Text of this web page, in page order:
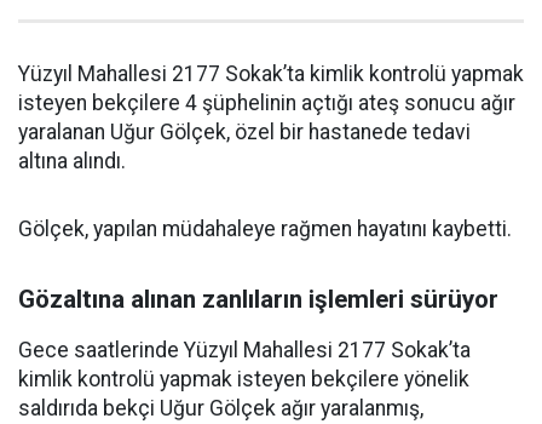
Yüzyıl Mahallesi 2177 Sokak’ta kimlik kontrolü yapmak
isteyen bekçilere 4 şüphelinin açtığı ateş sonucu ağır
yaralanan Uğur Gölçek, özel bir hastanede tedavi
altına alındı.
Gölçek, yapılan müdahaleye rağmen hayatını kaybetti.
Gözaltına alınan zanlıların işlemleri sürüyor
Gece saatlerinde Yüzyıl Mahallesi 2177 Sokak’ta
kimlik kontrolü yapmak isteyen bekçilere yönelik
saldırıda bekçi Uğur Gölçek ağır yaralanmış,